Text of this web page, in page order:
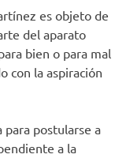
es objeto de
del aparato
bien o para mal
con la aspiración
para postularse a
a la